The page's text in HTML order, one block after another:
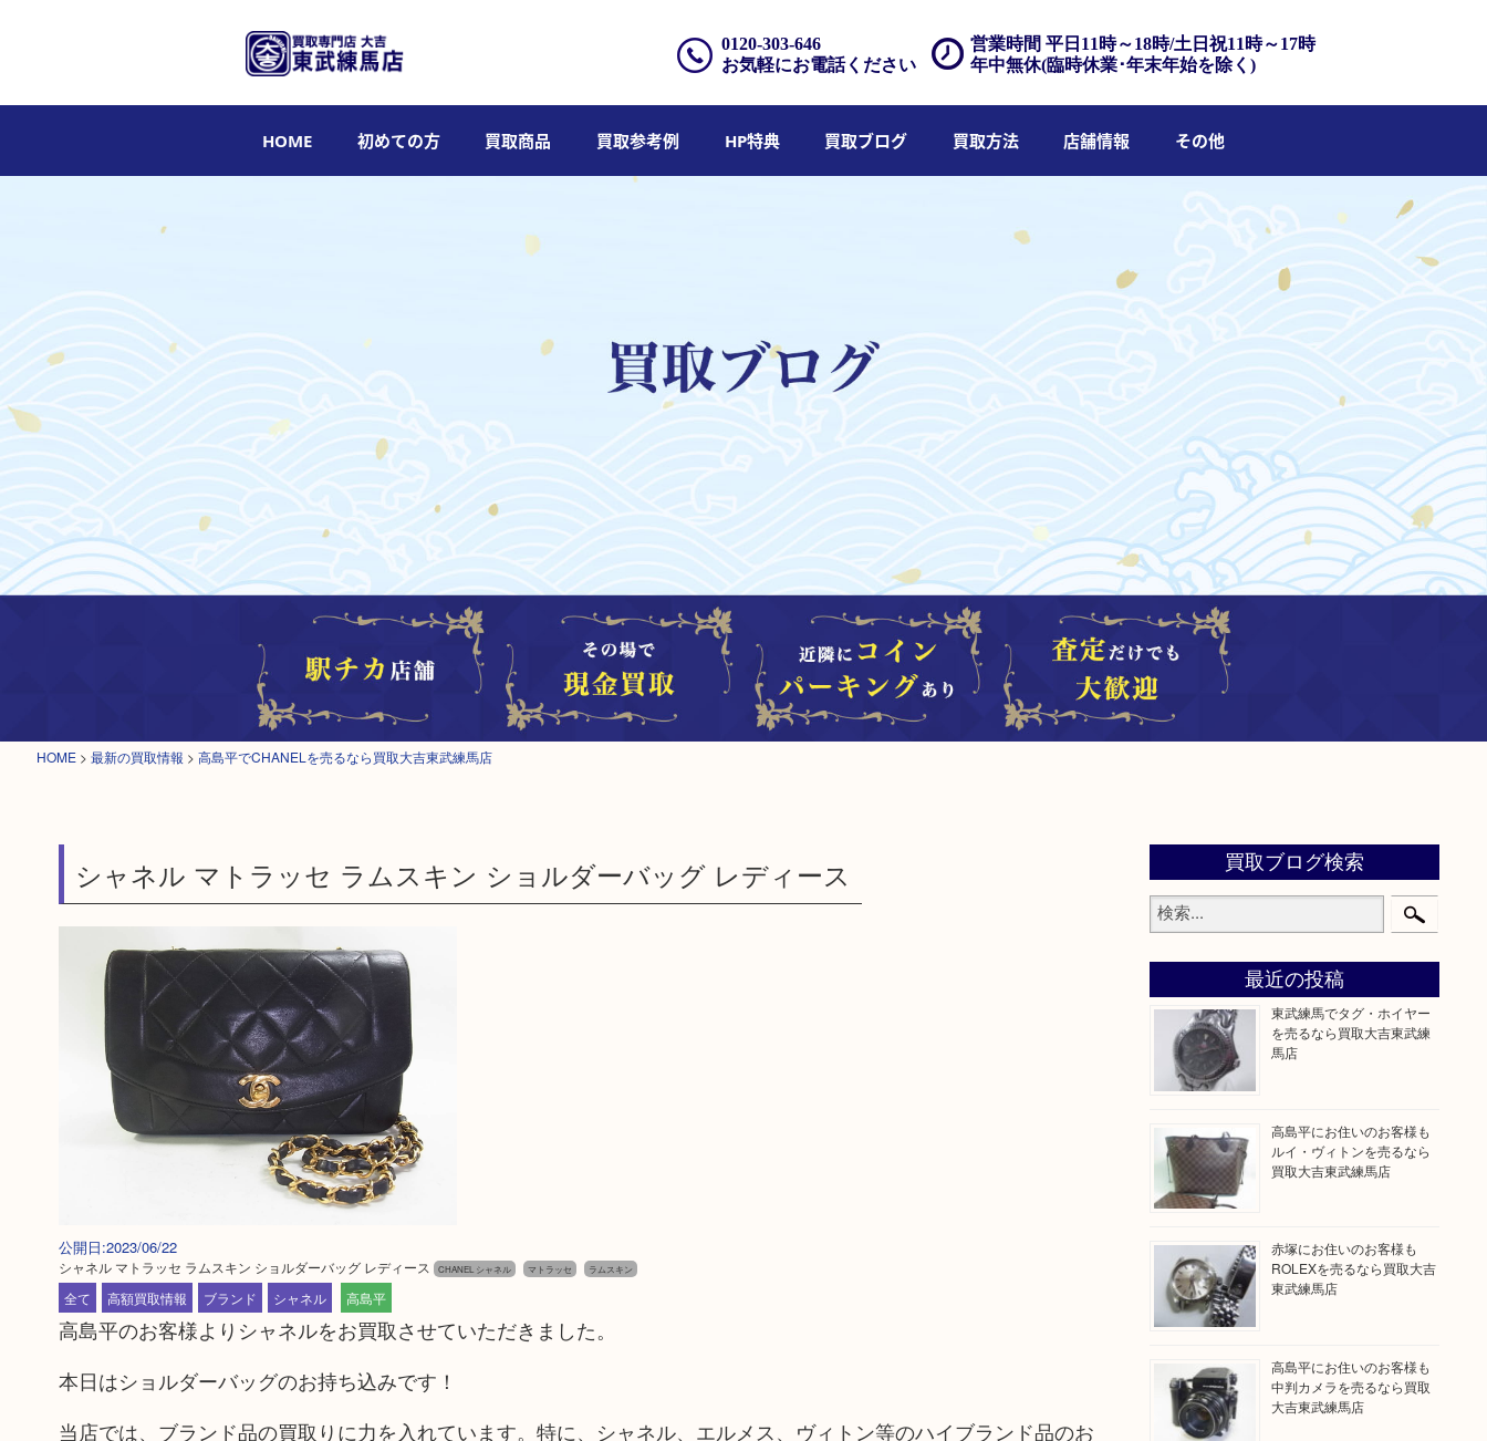
営業時間 平日11時～18時/土日祝11時～17時
年中無休(臨時休業･年末年始を除く)
0120-303-646
お気軽にお電話ください
HOME 初めての方 買取商品 買取参考例 HP特典 買取ブログ 買取方法 店舗情報 その他
HOME > 最新の買取情報 > 高島平でCHANELを売るなら買取大吉東武練馬店
シャネル マトラッセ ラムスキン ショルダーバッグ レディース
公開日:2023/06/22
シャネル マトラッセ ラムスキン ショルダーバッグ レディース CHANEL シャネル マトラッセ ラムスキン
全て 高額買取情報 ブランド シャネル 高島平
高島平のお客様よりシャネルをお買取させていただきました。
本日はショルダーバッグのお持ち込みです！
当店では、ブランド品の買取りに力を入れています。特に、シャネル、エルメス、ヴィトン等のハイブランド品のお
買取ブログ検索
最近の投稿
東武練馬でタグ・ホイヤー
を売るなら買取大吉東武練
馬店
高島平にお住いのお客様も
ルイ・ヴィトンを売るなら
買取大吉東武練馬店
赤塚にお住いのお客様も
ROLEXを売るなら買取大吉
東武練馬店
高島平にお住いのお客様も
中判カメラを売るなら買取
大吉東武練馬店